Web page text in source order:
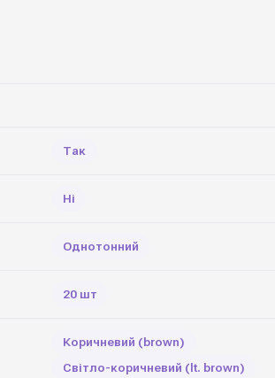
Так
Ні
Однотонний
20 шт
Коричневий (brown)
Світло-коричневий (lt. brown)